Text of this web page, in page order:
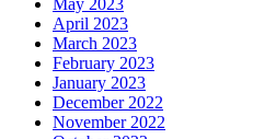
April 2023
March 2023
February 2023
January 2023
December 2022
November 2022